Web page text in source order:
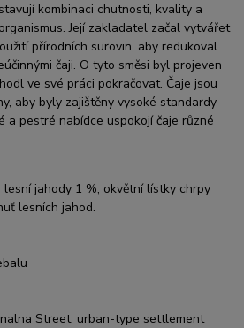
kombinaci chutnosti, kvality a
Její zakladatel začal vytvářet
přírodních surovin, aby redukoval
čaji. O tyto směsi byl projeven
ve své práci pokračovat. Čaje jsou
aby byly zajištěny vysoké standardy
a pestré nabídce uspokojí čaje různé
lesní jahody 1 %, okvětní lístky chrpy
lesních jahod.
Street, urban-type settlement